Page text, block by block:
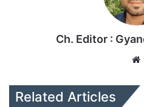
Ch. Editor :
Related Articles